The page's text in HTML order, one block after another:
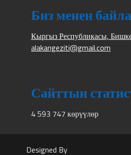
Биз менен
Кыргыз Республикасы,
alakangeziti@gmail.com
Сайттын
4 593 747 көрүүлөр
Designed By